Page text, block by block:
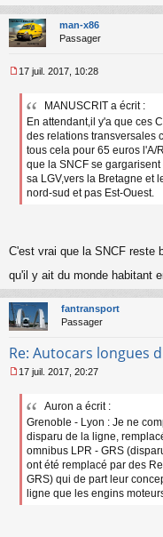
o
n
l
u
man-x86
Passager
e
17 juil. 2017, 10:28
MANUSCRIT a écrit :
En attendant,il y'a que ces
des relations transversales
tous cela pour 65 euros l'A/
que la SNCF se
sa LGV,vers la Bretagne et
nord-sud et pas Est-Ouest.
C'est vrai que la SNCF reste
qu'il y ait du monde habitant
fantransport
Passager
Re: Autocars longues
e
17 juil. 2017, 20:27
Auron a écrit :
Grenoble - Lyon : Je ne
disparu de la ligne,
omnibus LPR - GRS
ont été remplacé par des
GRS) qui de part leur
ligne que les engins